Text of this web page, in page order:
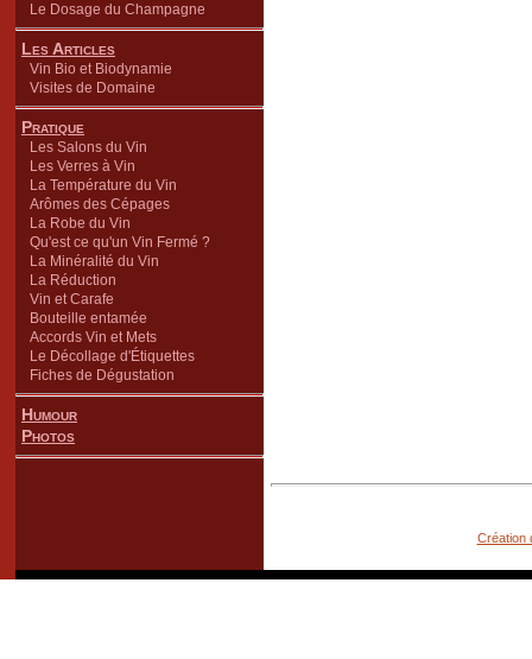
Le Dosage du Champagne
Les Articles
Vin Bio et Biodynamie
Visites de Domaine
Pratique
Les Salons du Vin
Les Verres à Vin
La Température du Vin
Arômes des Cépages
La Robe du Vin
Qu'est ce qu'un Vin Fermé ?
La Minéralité du Vin
La Réduction
Vin et Carafe
Bouteille entamée
Accords Vin et Mets
Le Décollage d'Étiquettes
Fiches de Dégustation
Humour
Photos
Création